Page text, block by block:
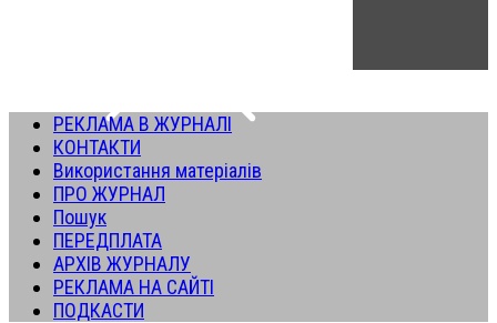
РЕКЛАМА В ЖУРНАЛІ
КОНТАКТИ
Використання матеріалів
ПРО ЖУРНАЛ
Пошук
ПЕРЕДПЛАТА
АРХІВ ЖУРНАЛУ
РЕКЛАМА НА САЙТІ
ПОДКАСТИ